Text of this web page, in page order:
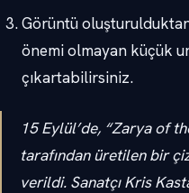
Görüntü
önemi olmayan küçük
çıkartabilirsiniz.
15 Eylül’de, “Zarya of
tarafından üretilen bir
verildi. Sanatçı Kris